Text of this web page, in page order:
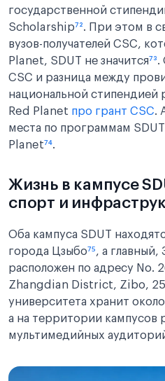
государственной
Scholarship⁷². При этом в
вузов-получателей CSC,
Planet, SDUT не значится⁷³.
CSC и разница между
национальной стипендией
Red Planet про грант CSC.
места по программам
Planet⁷⁴.
Жизнь в кампусе
спорт и
Оба кампуса SDUT
города Цзыбо⁷⁵, а главный,
расположен по адресу No.
Zhangdian District, Zibo,
университета хранит
а на территории кампусов
мультимедийных